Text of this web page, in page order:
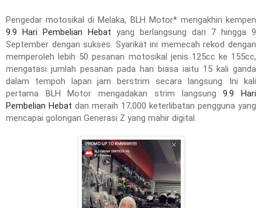
Pengedar motosikal di Melaka, BLH Motor* mengakhiri kempen
9.9 Hari Pembelian Hebat yang berlangsung dari 7 hingga 9
September dengan sukses. Syarikat ini memecah rekod dengan
memperoleh lebih 50 pesanan motosikal jenis 125cc ke 155cc,
mengatasi jumlah pesanan pada hari biasa iaitu 15 kali ganda
dalam tempoh lapan jam berstrim secara langsung. Ini kali
pertama BLH Motor mengadakan strim langsung9.9 Hari
Pembelian Hebat dan meraih 17,000 keterlibatan pengguna yang
mencapai golongan Generasi Z yang mahir digital.